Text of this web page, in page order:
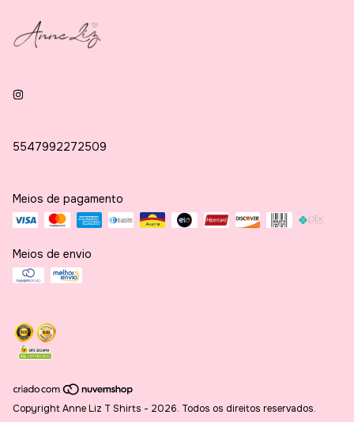
5547992272509
Meios de pagamento
Meios de envio
Copyright Anne Liz T Shirts - 2026. Todos os direitos reservados.